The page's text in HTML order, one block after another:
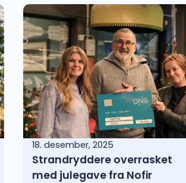
18. desember, 2025
Strandryddere overrasket
med julegave fra Nofir